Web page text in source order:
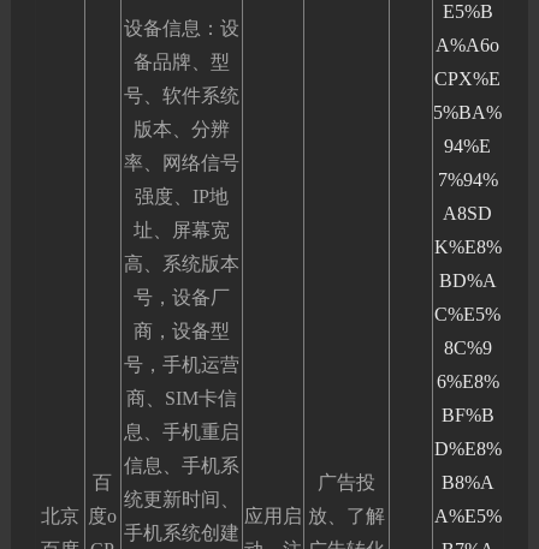
北京
百
度o
设备信息：设
备品牌、型
号、软件系统
版本、分辨
率、网络信号
强度、IP地
址、屏幕宽
高、系统版本
号，设备厂
商，设备型
号，手机运营
商、SIM卡信
息、手机重启
信息、手机系
统更新时间、
手机系统创建
应用启
广告投
放、了解
E5%B
A%A6o
CPX%E
5%BA%
94%E
7%94%
A8SD
K%E8%
BD%A
C%E5%
8C%9
6%E8%
BF%B
D%E8%
B8%A
A%E5%